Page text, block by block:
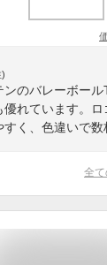
ンのバレーボー
優れています。
く、色違いで
全て